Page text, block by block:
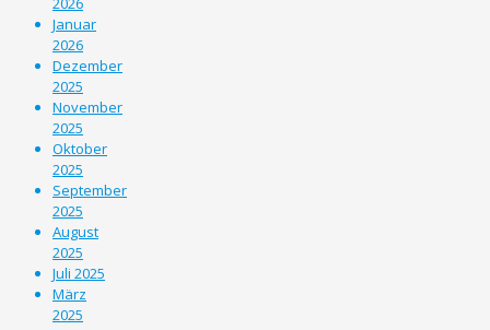
Januar
2026
Dezember
2025
November
2025
Oktober
2025
September
2025
August
2025
Juli 2025
März
2025